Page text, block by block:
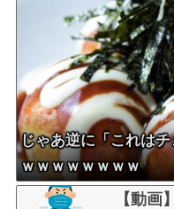
じゃあ逆に「これは
ｗｗｗｗｗｗｗｗ
【動画